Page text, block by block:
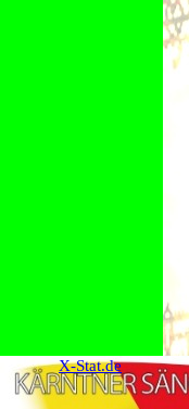
X-Stat.de